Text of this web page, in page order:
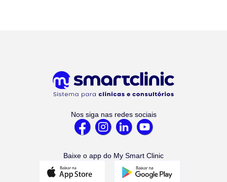
Nos siga nas redes sociais
Baixe o app do My Smart Clinic